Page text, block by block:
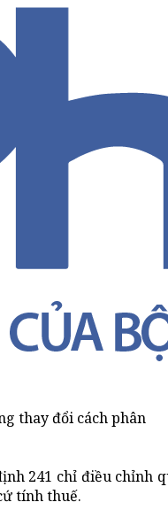
thay đổi cách phân
241 chỉ điều
tính thuế.